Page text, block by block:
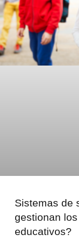
Sistemas de
gestionan
educativos?